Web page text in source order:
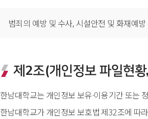
범죄의 예방 및 수사, 시설안전 및 화재예
제2조(개인정보 파일현
한남대학교는 개인정보 보유·이용기간 또는
한남대학교가 개인정보 보호법 제32조에 따